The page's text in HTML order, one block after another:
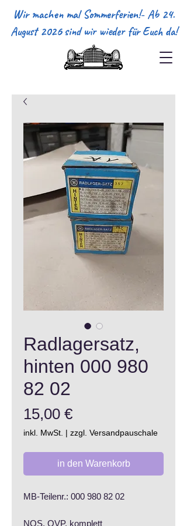
Wir machen mal Sommerferien!- Ab 24.
August 2026 sind wir wieder für Euch da!
Radlagersatz,
hinten 000 980
82 02
15,00 €Preis
inkl. MwSt. | zzgl. Versandpauschale
in den Warenkorb
MB-Teilenr.: 000 980 82 02
NOS, OVP, komplett